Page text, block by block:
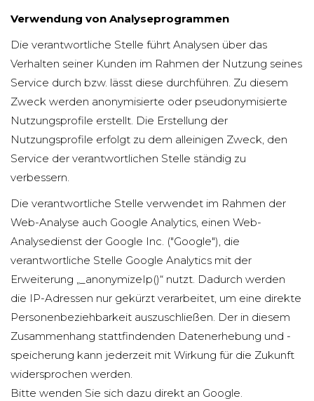
Verwendung von Analyseprogrammen
Die verantwortliche Stelle führt Analysen über das
Verhalten seiner Kunden im Rahmen der Nutzung seines
Service durch bzw. lässt diese durchführen. Zu diesem
Zweck werden anonymisierte oder pseudonymisierte
Nutzungsprofile erstellt. Die Erstellung der
Nutzungsprofile erfolgt zu dem alleinigen Zweck, den
Service der verantwortlichen Stelle ständig zu
verbessern.
Die verantwortliche Stelle verwendet im Rahmen der
Web-Analyse auch Google Analytics, einen Web-
Analysedienst der Google Inc. ("Google"), die
verantwortliche Stelle Google Analytics mit der
Erweiterung „_anonymizeIp()“ nutzt. Dadurch werden
die IP-Adressen nur gekürzt verarbeitet, um eine direkte
Personenbeziehbarkeit auszuschließen. Der in diesem
Zusammenhang stattfindenden Datenerhebung und -
speicherung kann jederzeit mit Wirkung für die Zukunft
widersprochen werden.
Bitte wenden Sie sich dazu direkt an Google.